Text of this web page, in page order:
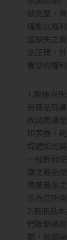
裝完整，
僅能以福
值損失之
品正確、
響您的權
1.根據消
有商品到
欲試用請
印表機、
媒體如光
一經拆封
廠之商品
滿意商品
否為您所需
2.若商品
們聯繫換
期，若超